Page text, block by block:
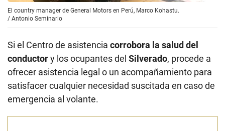
El country manager de General Motors en Perú, Marco Kohastu.
/ Antonio Seminario
Si el Centro de asistencia corrobora la salud del
conductory los ocupantes del Silverado, procede a
ofrecer asistencia legal o un acompañamiento para
satisfacer cualquier necesidad suscitada en caso de
emergencia al volante.